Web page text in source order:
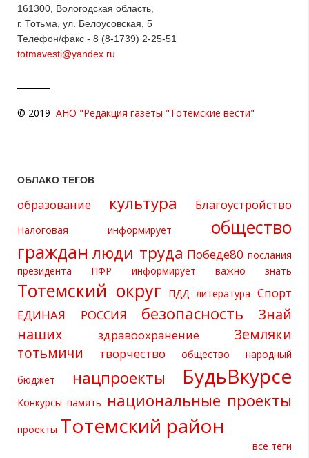
161300, Вологодская область,
г. Тотьма, ул. Белоусовская, 5
Телефон/факс - 8 (8-1739) 2-25-51
totmavesti@yandex.ru
© 2019 АНО "Редакция газеты "Тотемские вести"
ОБЛАКО ТЕГОВ
образование культура Благоустройство
Налоговая информирует
общество
граждан люди труда Победе80 послания
президента
ПФР информирует важно знать
Тотемский округ ПДД литература Спорт
ЕДИНАЯ РОССИЯ
безопасность
Знай
наших
здравоохранение
Земляки
тотьмичи
творчество общество
народный
бюджет
нацпроекты БудьВкурсе
Конкурсы память национальные проекты
проекты Тотемский район
все теги